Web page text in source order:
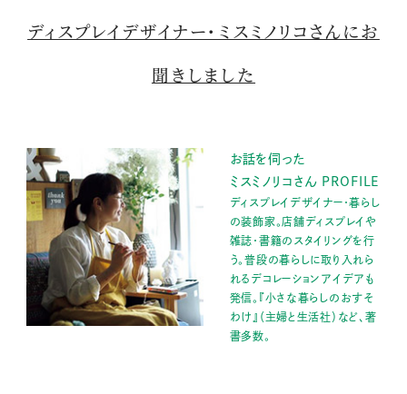
ディスプレイデザイナー・ミスミノリコさんにお
聞きしました
お話を伺った
ミスミノリコさん PROFILE
ディスプレイデザイナー・暮らし
の装飾家。店舗ディスプレイや
雑誌・書籍のスタイリングを行
う。普段の暮らしに取り入れら
れるデコレーションアイデアも
発信。『小さな暮らしのおすそ
わけ』（主婦と生活社）など、著
書多数。